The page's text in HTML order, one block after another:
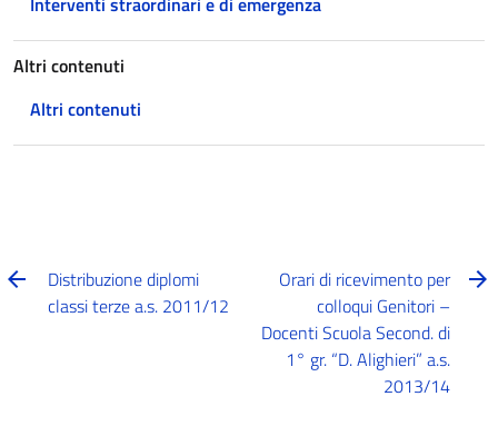
Altri contenuti
Altri contenuti
Distribuzione diplomi
classi terze a.s. 2011/12
Orari di ricevimento per
colloqui Genitori –
Docenti Scuola Second. di
1° gr. “D. Alighieri” a.s.
2013/14